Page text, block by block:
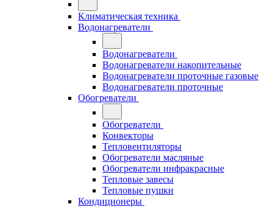
Климатическая техника
Водонагреватели
Водонагреватели
Водонагреватели накопительные
Водонагреватели проточные газовые
Водонагреватели проточные
Обогреватели
Обогреватели
Конвекторы
Тепловентиляторы
Обогреватели масляные
Обогреватели инфракрасные
Тепловые завесы
Тепловые пушки
Кондиционеры